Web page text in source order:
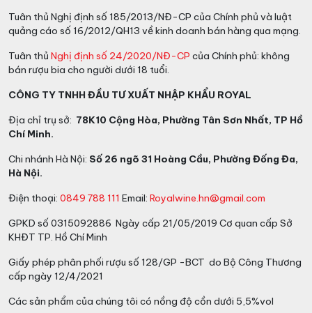
Tuân thủ Nghị định số 185/2013/NĐ-CP của Chính phủ và luật
quảng cáo số 16/2012/QH13 về kinh doanh bán hàng qua mạng.
Tuân thủ Nghị định số 24/2020/NĐ-CP của Chính phủ: không
bán rượu bia cho người dưới 18 tuổi.
CÔNG TY TNHH ĐẦU TƯ XUẤT NHẬP KHẨU ROYAL
Địa chỉ trụ sở: 78K10 Cộng Hòa, Phường Tân Sơn Nhất, TP Hồ
Chí Minh.
Chi nhánh Hà Nội: Số 26 ngõ 31 Hoàng Cầu, Phường Đống Đa,
Hà Nội.
Điện thoại: 0849 788 111 Email: Royalwine.hn@gmail.com
GPKD số 0315092886 Ngày cấp 21/05/2019 Cơ quan cấp Sở
KHĐT TP. Hồ Chí Minh
Giấy phép phân phối rượu số 128/GP -BCT do Bộ Công Thương
cấp ngày 12/4/2021
Các sản phẩm của chúng tôi có nồng độ cồn dưới 5,5%vol